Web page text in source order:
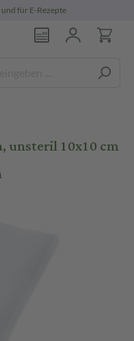
und für E-Rezepte
unsteril 10x10 cm